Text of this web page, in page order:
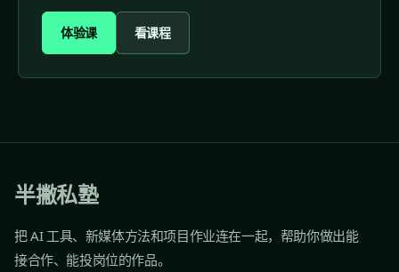
体验课 看课程
半撇私塾
把 AI 工具、新媒体方法和项目作业连在一起，帮助你做出能
接合作、能投岗位的作品。